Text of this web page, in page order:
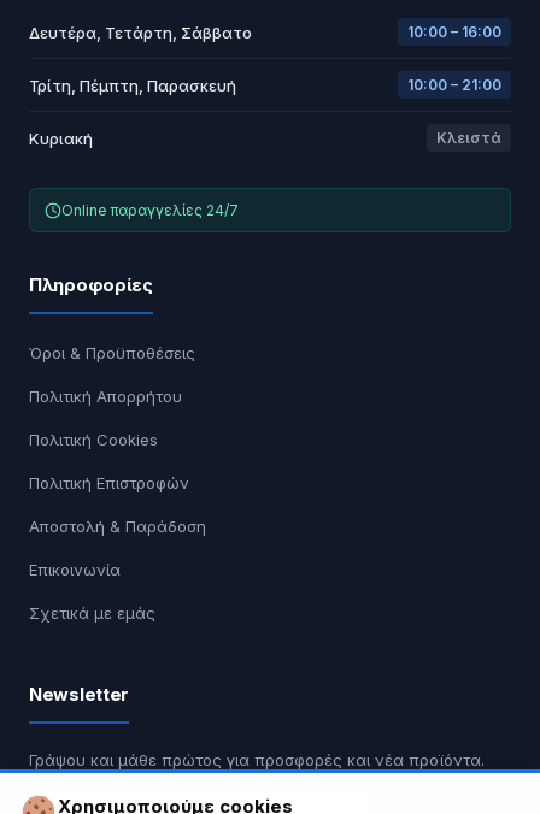
Δευτέρα, Τετάρτη, Σάββατο 10:00 – 16:00
Τρίτη, Πέμπτη, Παρασκευή 10:00 – 21:00
Κυριακή Κλειστά
Online παραγγελίες 24/7
Πληροφορίες
Όροι & Προϋποθέσεις
Πολιτική Απορρήτου
Πολιτική Cookies
Πολιτική Επιστροφών
Αποστολή & Παράδοση
Επικοινωνία
Σχετικά με εμάς
Newsletter
Γράψου και μάθε πρώτος για προσφορές και νέα προϊόντα.
Χρησιμοποιούμε cookies